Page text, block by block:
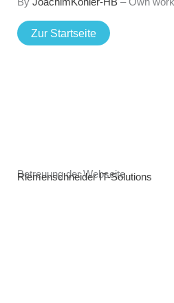
Zur Startseite
Betreuung der Webseite
Riemenschneider IT-Solutions